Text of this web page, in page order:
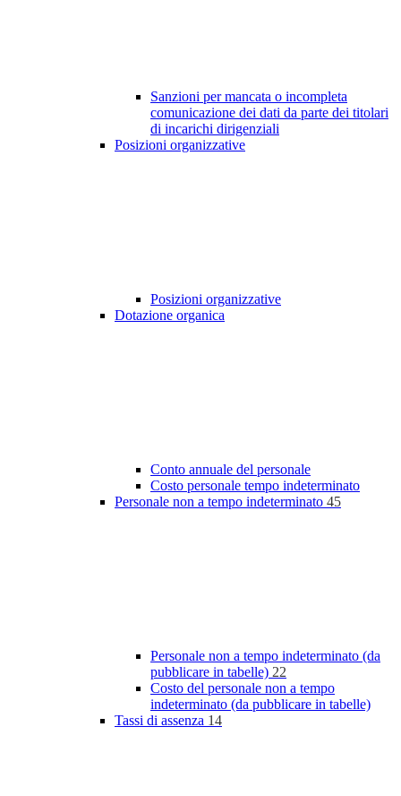
Sanzioni per mancata o incompleta
comunicazione dei dati da parte dei titolari
di incarichi dirigenziali
Posizioni organizzative
Posizioni organizzative
Dotazione organica
Conto annuale del personale
Costo personale tempo indeterminato
Personale non a tempo indeterminato 45
Personale non a tempo indeterminato (da
pubblicare in tabelle) 22
Costo del personale non a tempo
indeterminato (da pubblicare in tabelle)
Tassi di assenza 14